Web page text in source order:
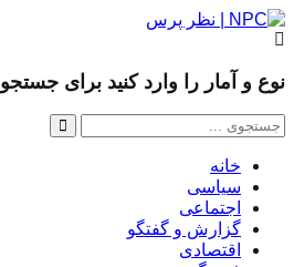
نوع و آمار را وارد کنید برای جستجو
خانه
سیاسی
اجتماعی
گزارش و گفتگو
اقتصادی